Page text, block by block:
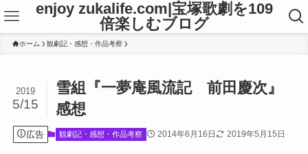
enjoy zukalife.com|宝塚歌劇を109
倍楽しむブログ
ホーム 観劇記・感想・作品考察
雪組『一夢庵風流記 前田慶次』
感想
2019
5/15
広告 観劇記・感想・作品考察 2014年6月16日 2019年5月15日